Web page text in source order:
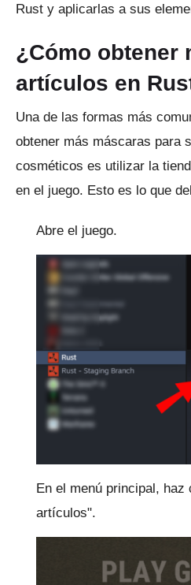
Rust y aplicarlas a sus
¿Cómo obtener
artículos en
Una de las formas más
obtener más máscaras para
cosméticos es utilizar la
en el juego. Esto es lo que
Abre el juego.
En el menú principal, haz
artículos".